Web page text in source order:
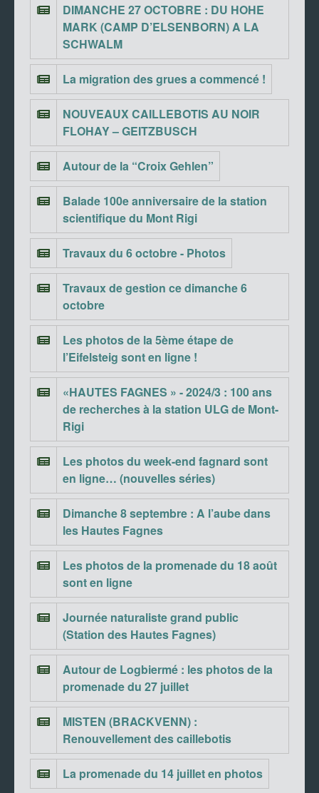
DIMANCHE 27 OCTOBRE : DU HOHE
MARK (CAMP D’ELSENBORN) A LA
SCHWALM
La migration des grues a commencé !
NOUVEAUX CAILLEBOTIS AU NOIR
FLOHAY – GEITZBUSCH
Autour de la “Croix Gehlen”
Balade 100e anniversaire de la station
scientifique du Mont Rigi
Travaux du 6 octobre - Photos
Travaux de gestion ce dimanche 6
octobre
Les photos de la 5ème étape de
l’Eifelsteig sont en ligne !
«HAUTES FAGNES » - 2024/3 : 100 ans
de recherches à la station ULG de Mont-
Rigi
Les photos du week-end fagnard sont
en ligne… (nouvelles séries)
Dimanche 8 septembre : A l’aube dans
les Hautes Fagnes
Les photos de la promenade du 18 août
sont en ligne
Journée naturaliste grand public
(Station des Hautes Fagnes)
Autour de Logbiermé : les photos de la
promenade du 27 juillet
MISTEN (BRACKVENN) :
Renouvellement des caillebotis
La promenade du 14 juillet en photos